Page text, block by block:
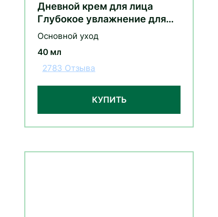
Дневной крем для лица
Глубокое увлажнение для
комбинированной кожи с
соком алоэ
Основной уход
40 мл
2783 Отзыва
КУПИТЬ